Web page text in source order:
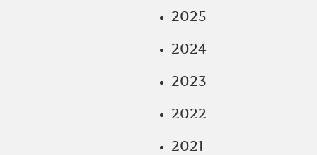
2025
2024
2023
2022
2021